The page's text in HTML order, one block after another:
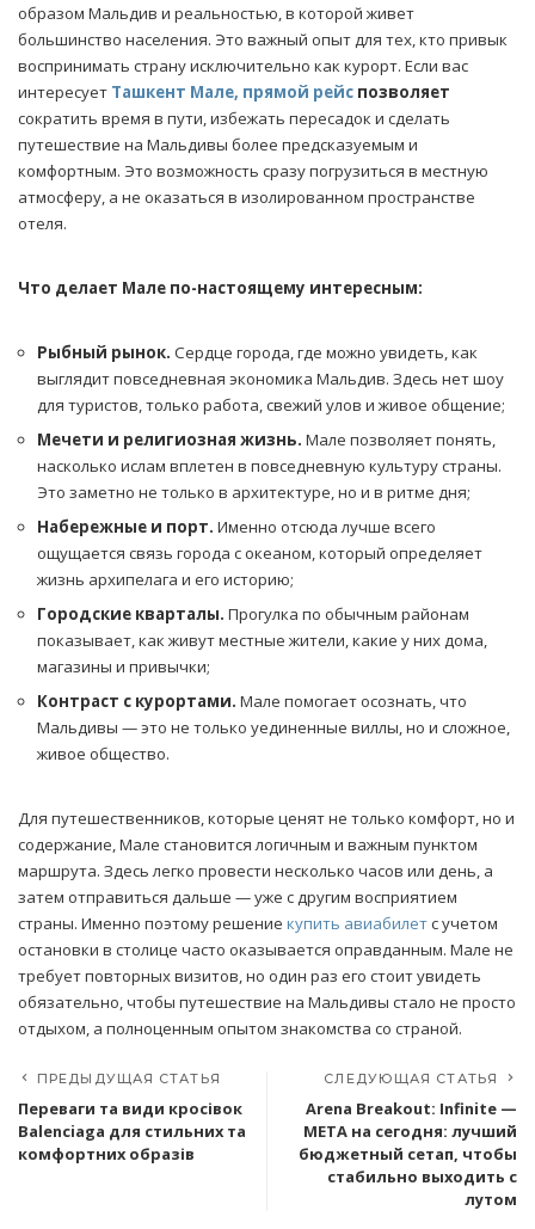
образом Мальдив и реальностью, в которой живет
большинство населения. Это важный опыт для тех, кто привык
воспринимать страну исключительно как курорт. Если вас
интересует Ташкент Мале, прямой рейс позволяет
сократить время в пути, избежать пересадок и сделать
путешествие на Мальдивы более предсказуемым и
комфортным. Это возможность сразу погрузиться в местную
атмосферу, а не оказаться в изолированном пространстве
отеля.
Что делает Мале по-настоящему интересным:
Рыбный рынок. Сердце города, где можно увидеть, как
выглядит повседневная экономика Мальдив. Здесь нет шоу
для туристов, только работа, свежий улов и живое общение;
Мечети и религиозная жизнь. Мале позволяет понять,
насколько ислам вплетен в повседневную культуру страны.
Это заметно не только в архитектуре, но и в ритме дня;
Набережные и порт. Именно отсюда лучше всего
ощущается связь города с океаном, который определяет
жизнь архипелага и его историю;
Городские кварталы. Прогулка по обычным районам
показывает, как живут местные жители, какие у них дома,
магазины и привычки;
Контраст с курортами. Мале помогает осознать, что
Мальдивы — это не только уединенные виллы, но и сложное,
живое общество.
Для путешественников, которые ценят не только комфорт, но и
содержание, Мале становится логичным и важным пунктом
маршрута. Здесь легко провести несколько часов или день, а
затем отправиться дальше — уже с другим восприятием
страны. Именно поэтому решение купить авиабилетс учетом
остановки в столице часто оказывается оправданным. Мале не
требует повторных визитов, но один раз его стоит увидеть
обязательно, чтобы путешествие на Мальдивы стало не просто
отдыхом, а полноценным опытом знакомства со страной.
ПРЕДЫДУЩАЯ СТАТЬЯ
Переваги та види кросівок
Balenciaga для стильних та
комфортних образів
СЛЕДУЮЩАЯ СТАТЬЯ
Arena Breakout: Infinite —
МЕТА на сегодня: лучший
бюджетный сетап, чтобы
стабильно выходить с
лутом